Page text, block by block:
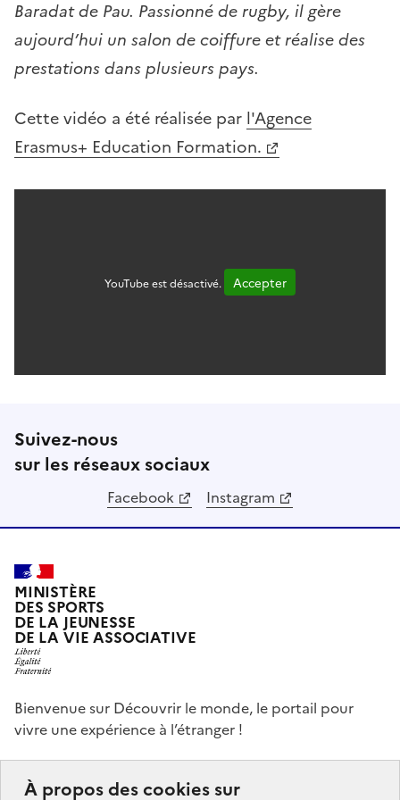
Baradat de Pau. Passionné de rugby, il gère
aujourd’hui un salon de coiffure et réalise des
prestations dans plusieurs pays.
Cette vidéo a été réalisée par l'Agence
Erasmus+ Education Formation.
YouTube est désactivé. Accepter
Suivez-nous
sur les réseaux sociaux
Facebook Instagram
MINISTÈRE
DES SPORTS
DE LA JEUNESSE
DE LA VIE ASSOCIATIVE
Bienvenue sur Découvrir le monde, le portail pour
vivre une expérience à l’étranger !
de vous guider dans vos choix et de vous aider à
À propos des cookies sur